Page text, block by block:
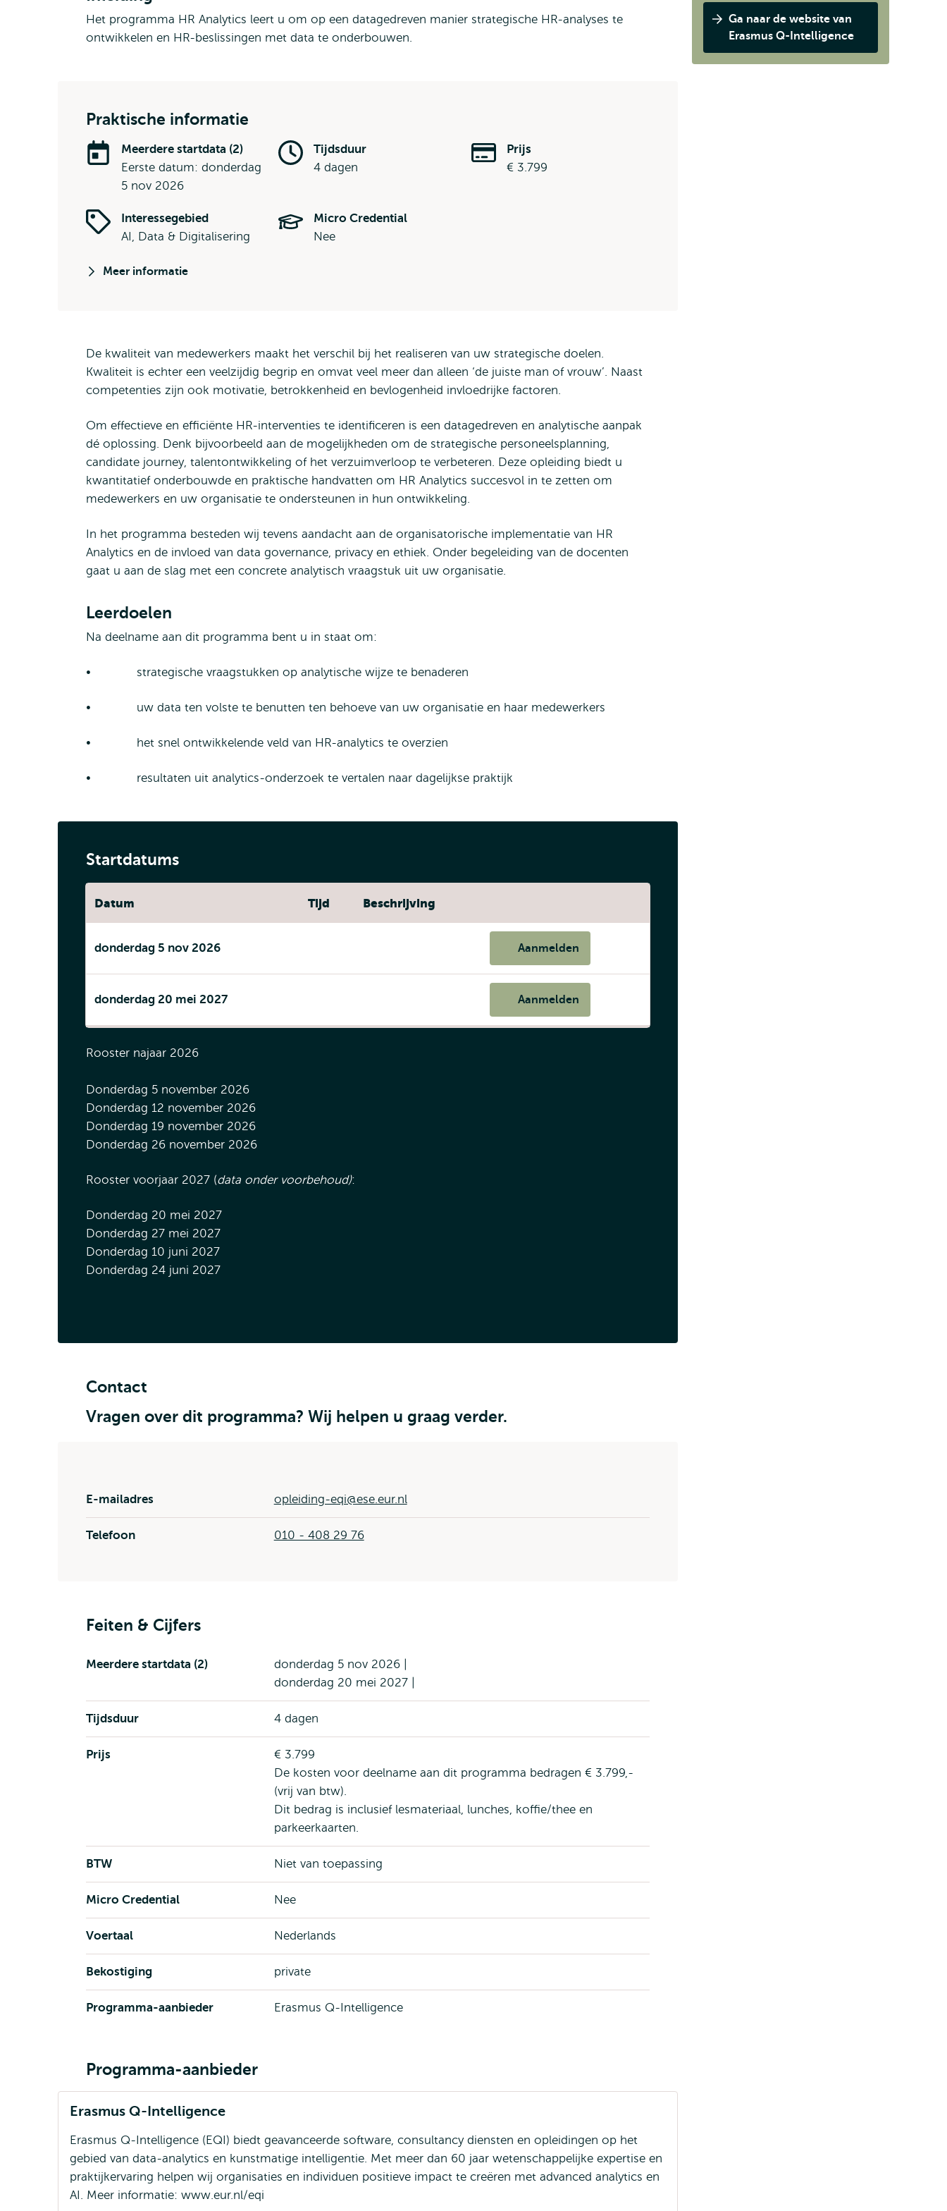
Het programma HR Analytics leert u om op een datagedreven manier strategische HR-analyses te
ontwikkelen en HR-beslissingen met data te onderbouwen.
Praktische informatie
Meerdere startdata (2)
Eerste datum: donderdag
5 nov 2026
Tijdsduur
4 dagen
Prijs
€ 3.799
Interessegebied
AI, Data & Digitalisering
Micro Credential
Nee
Meer informatie
De kwaliteit van medewerkers maakt het verschil bij het realiseren van uw strategische doelen.
Kwaliteit is echter een veelzijdig begrip en omvat veel meer dan alleen ‘de juiste man of vrouw’. Naast
competenties zijn ook motivatie, betrokkenheid en bevlogenheid invloedrijke factoren.
Om effectieve en efficiënte HR-interventies te identificeren is een datagedreven en analytische aanpak
dé oplossing. Denk bijvoorbeeld aan de mogelijkheden om de strategische personeelsplanning,
candidate journey, talentontwikkeling of het verzuimverloop te verbeteren. Deze opleiding biedt u
kwantitatief onderbouwde en praktische handvatten om HR Analytics succesvol in te zetten om
medewerkers en uw organisatie te ondersteunen in hun ontwikkeling.
In het programma besteden wij tevens aandacht aan de organisatorische implementatie van HR
Analytics en de invloed van data governance, privacy en ethiek. Onder begeleiding van de docenten
gaat u aan de slag met een concrete analytisch vraagstuk uit uw organisatie.
Leerdoelen
Na deelname aan dit programma bent u in staat om:
• strategische vraagstukken op analytische wijze te benaderen
• uw data ten volste te benutten ten behoeve van uw organisatie en haar medewerkers
• het snel ontwikkelende veld van HR-analytics te overzien
• resultaten uit analytics-onderzoek te vertalen naar dagelijkse praktijk
Startdatums
Datum Tijd Beschrijving
donderdag 5 nov 2026 Aanmelden
donderdag 20 mei 2027 Aanmelden
Rooster najaar 2026
Donderdag 5 november 2026
Donderdag 12 november 2026
Donderdag 19 november 2026
Donderdag 26 november 2026
Rooster voorjaar 2027 (data onder voorbehoud):
Donderdag 20 mei 2027
Donderdag 27 mei 2027
Donderdag 10 juni 2027
Donderdag 24 juni 2027
Contact
Vragen over dit programma? Wij helpen u graag verder.
E-mailadres opleiding-eqi@ese.eur.nl
Telefoon 010 - 408 29 76
Feiten & Cijfers
Meerdere startdata (2)
donderdag 5 nov 2026 |
donderdag 20 mei 2027 |
Tijdsduur 4 dagen
Prijs
€ 3.799
De kosten voor deelname aan dit programma bedragen € 3.799,-
(vrij van btw).
Dit bedrag is inclusief lesmateriaal, lunches, koffie/thee en
parkeerkaarten.
BTW Niet van toepassing
Micro Credential Nee
Voertaal Nederlands
Bekostiging private
Programma-aanbieder Erasmus Q-Intelligence
Programma-aanbieder
Erasmus Q-Intelligence
Erasmus Q-Intelligence (EQI) biedt geavanceerde software, consultancy diensten en opleidingen op het
gebied van data-analytics en kunstmatige intelligentie. Met meer dan 60 jaar wetenschappelijke expertise en
praktijkervaring helpen wij organisaties en individuen positieve impact te creëren met advanced analytics en
AI. Meer informatie: www.eur.nl/eqi
Ga naar de website van
Erasmus Q-Intelligence